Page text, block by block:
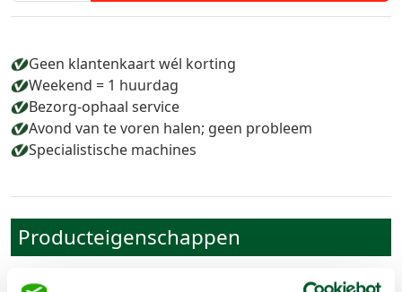
Geen klantenkaart wél korting
Weekend = 1 huurdag
Bezorg-ophaal service
Avond van te voren halen; geen probleem
Specialistische machines
Producteigenschappen
Artikelnummer